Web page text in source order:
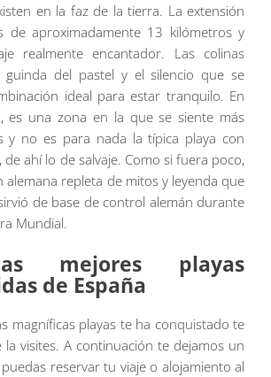
en la faz de la tierra. La extensión
de aproximadamente 13 kilómetros y
realmente encantador. Las colinas
guinda del pastel y el silencio que se
ideal para estar tranquilo. En
es una zona en la que se siente más
y no es para nada la típica playa con
de ahí lo de salvaje. Como si fuera poco,
alemana repleta de mitos y leyenda que
de base de control alemán durante
Mundial.
mejores playas
de España
magníficas playas te ha conquistado te
visites. A continuación te dejamos un
reservar tu viaje o alojamiento al